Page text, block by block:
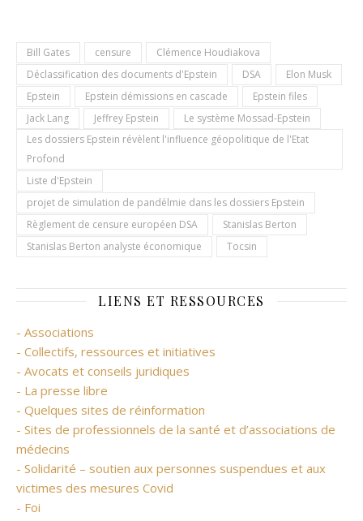
Bill Gates censure
Clémence Houdiakova
Déclassification des documents d'Epstein
DSA
Elon Musk
Epstein
Epstein démissions en cascade
Epstein files
Jack Lang
Jeffrey Epstein
Le système Mossad-Epstein
Les dossiers Epstein révèlent l'influence géopolitique de l'Etat
Profond
Liste d'Epstein
projet de simulation de pandélmie dans les dossiers Epstein
Règlement de censure européen DSA
Stanislas Berton
Stanislas Berton analyste économique
Tocsin
LIENS ET RESSOURCES
- Associations
- Collectifs, ressources et initiatives
- Avocats et conseils juridiques
- La presse libre
- Quelques sites de réinformation
- Sites de professionnels de la santé et d’associations de
médecins
- Solidarité – soutien aux personnes suspendues et aux
victimes des mesures Covid
- Foi